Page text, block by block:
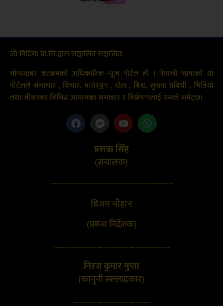
जी मिडिया प्रा.लि.द्वारा सञ्चालित सञ्चालित:
गोप्यखबर डटकमको अधिकारिक न्यूज पोर्टल हो । नेपाली भाषाको यो
पोर्टलले समाचार , विचार, मनोरञ्जन , खेल , बिश्व, सुचना प्रविधी , भिडियो
तथा जीवनका विभिन्न आयामका समाचार र विश्लेषणलाई यसले समेट्छ।
प्रसन्ना सिंह
(संचालक}
——————————————–
बिजय चौहान
(प्रबन्ध निर्देशक)
………………………………………………
निरज कुमार गुप्ता
(कानुनी सल्लाहकार)
………………………………